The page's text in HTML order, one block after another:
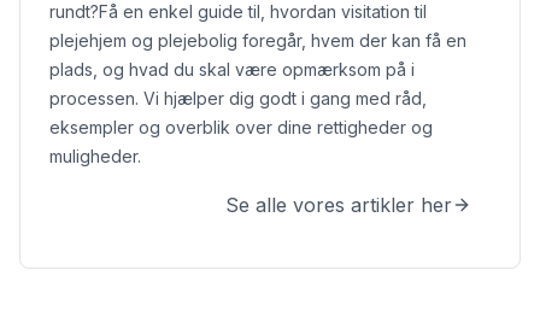
rundt?Få en enkel guide til, hvordan visitation til
plejehjem og plejebolig foregår, hvem der kan få en
plads, og hvad du skal være opmærksom på i
processen. Vi hjælper dig godt i gang med råd,
eksempler og overblik over dine rettigheder og
muligheder.
Se alle vores artikler her